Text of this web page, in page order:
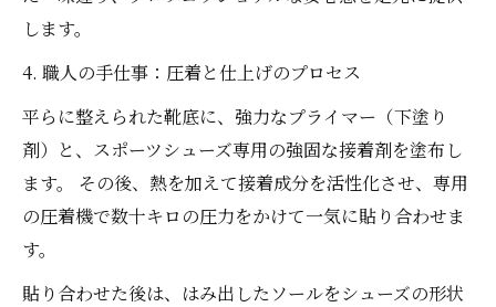
します。
4. 職人の手仕事：圧着と仕上げのプロセス
平らに整えられた靴底に、強力なプライマー（下塗り
剤）と、スポーツシューズ専用の強固な接着剤を塗布し
ます。 その後、熱を加えて接着成分を活性化させ、専用
の圧着機で数十キロの圧力をかけて一気に貼り合わせま
す。
貼り合わせた後は、はみ出したソールをシューズの形状